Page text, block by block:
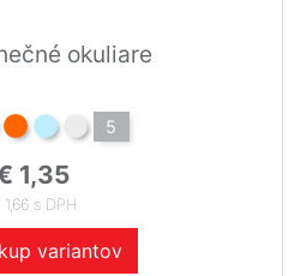
okuliare
5
1,35
s DPH
variantov